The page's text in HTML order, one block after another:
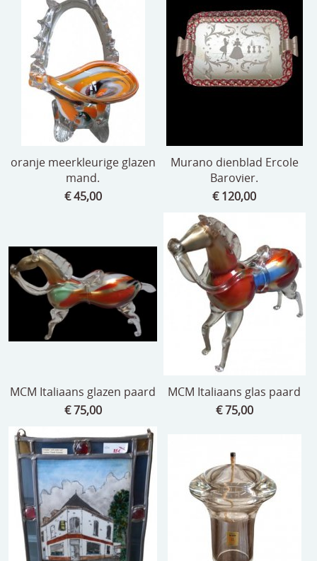
oranje meerkleurige glazen
mand.
€ 45,00
Murano dienblad Ercole
Barovier.
€ 120,00
MCM Italiaans glazen paard
€ 75,00
MCM Italiaans glas paard
€ 75,00